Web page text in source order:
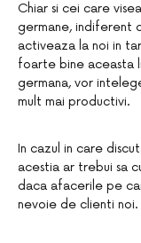
Chiar si cei care
germane, indiferent
activeaza la noi in
foarte bine aceasta
germana, vor
mult mai productivi.
In cazul in care
acestia ar trebui sa
daca afacerile pe
nevoie de clienti noi.